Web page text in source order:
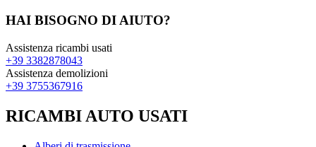
HAI BISOGNO DI AIUTO?
Assistenza ricambi usati
+39 3382878043
Assistenza demolizioni
+39 3755367916
RICAMBI AUTO USATI